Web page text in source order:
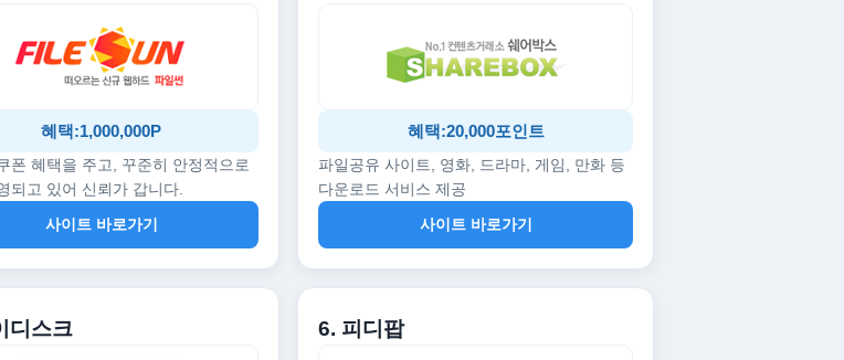
혜택:1,000,000P
폰 혜택을 주고, 꾸준히 안정적으로
되고 있어 신뢰가 갑니다.
사이트 바로가기
혜택:20,000포인트
파일공유 사이트, 영화, 드라마, 게임, 만화 등
다운로드 서비스 제공
사이트 바로가기
디스크 6. 피디팝